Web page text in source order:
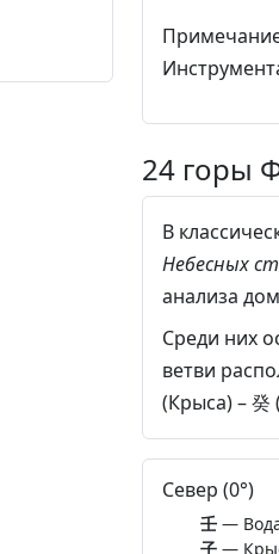
24 горы
В
Небесных
анализа
Среди них
ветви
(Крыса)–癸
Север (0°)
壬 —
子 —